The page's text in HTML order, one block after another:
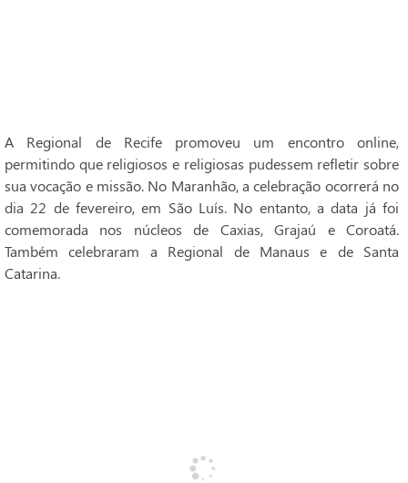
A Regional de Recife promoveu um encontro online,
permitindo que religiosos e religiosas pudessem refletir sobre
sua vocação e missão. No Maranhão, a celebração ocorrerá no
dia 22 de fevereiro, em São Luís. No entanto, a data já foi
comemorada nos núcleos de Caxias, Grajaú e Coroatá.
Também celebraram a Regional de Manaus e de Santa
Catarina.